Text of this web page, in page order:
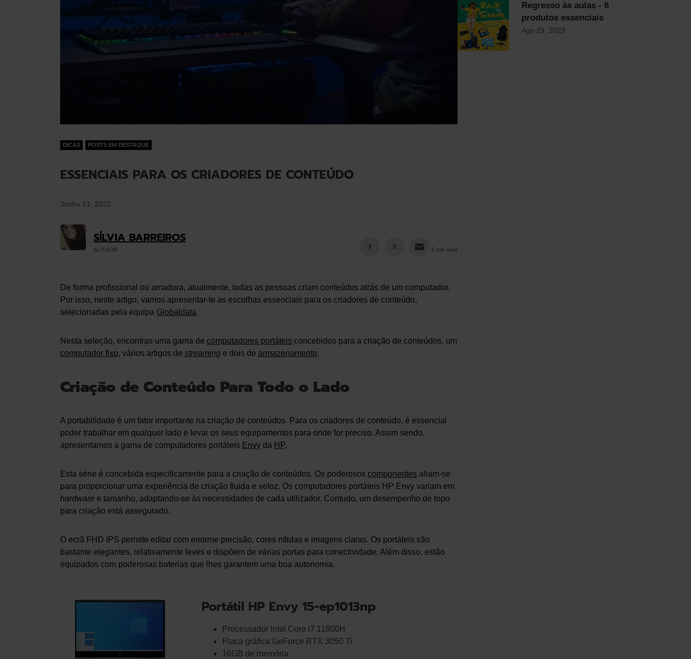
DICAS POSTS EM DESTAQUE
ESSENCIAIS PARA OS CRIADORES DE CONTEÚDO
Junho 21, 2022
SÍLVIA BARREIROS
AUTHOR 5 min read
De forma profissional ou amadora, atualmente, todas as pessoas criam conteúdos atrás de um computador.
Por isso, neste artigo, vamos apresentar-te as escolhas essenciais para os criadores de conteúdo,
selecionadas pela equipa Globaldata.
Nesta seleção, encontras uma gama de computadores portáteis concebidos para a criação de conteúdos, um
computador fixo, vários artigos de streaming e dois de armazenamento.
Criação de Conteúdo Para Todo o Lado
A portabilidade é um fator importante na criação de conteúdos. Para os criadores de conteúdo, é essencial
poder trabalhar em qualquer lado e levar os seus equipamentos para onde for preciso. Assim sendo,
apresentamos a gama de computadores portáteis Envy da HP.
Esta série é concebida especificamente para a criação de conteúdos. Os poderosos componentes aliam-se
para proporcionar uma experiência de criação fluida e veloz. Os computadores portáteis HP Envy variam em
hardware e tamanho, adaptando-se às necessidades de cada utilizador. Contudo, um desempenho de topo
para criação está assegurado.
O ecrã FHD IPS permite editar com enorme precisão, cores nítidas e imagens claras. Os portáteis são
bastante elegantes, relativamente leves e dispõem de várias portas para conectividade. Além disso, estão
equipados com poderosas baterias que lhes garantem uma boa autonomia.
Portátil HP Envy 15-ep1013np
Processador Intel Core i7 11800H
Placa gráfica GeForce RTX 3050 Ti
16GB de memória
Regresso às aulas - 6
produtos essenciais
Ago 29, 2023